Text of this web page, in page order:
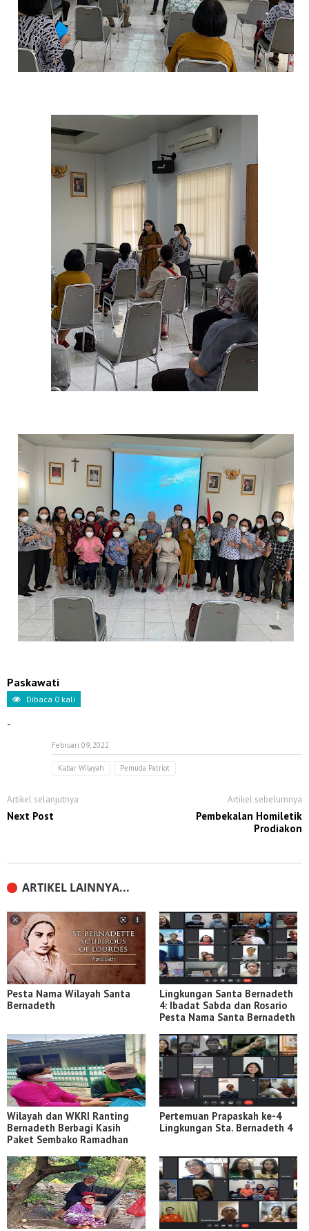
Paskawati
Dibaca 0 kali
-
Februari 09, 2022
Kabar Wilayah Pemuda Patriot
Artikel selanjutnya
Next Post
Artikel sebelumnya
Pembekalan Homiletik
Prodiakon
ARTIKEL LAINNYA...
Pesta Nama Wilayah Santa
Bernadeth
Lingkungan Santa Bernadeth
4: Ibadat Sabda dan Rosario
Pesta Nama Santa Bernadeth
Wilayah dan WKRI Ranting
Bernadeth Berbagi Kasih
Paket Sembako Ramadhan
Pertemuan Prapaskah ke-4
Lingkungan Sta. Bernadeth 4